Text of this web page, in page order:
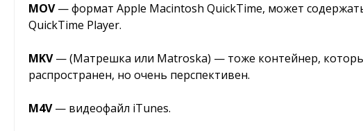
MOV— формат Apple Macintosh QuickTime, может
QuickTime Player.
MKV— (Матрешка или Matroska) — тоже контейнер,
распространен, но очень перспективен.
M4V— видеофайл iTunes.